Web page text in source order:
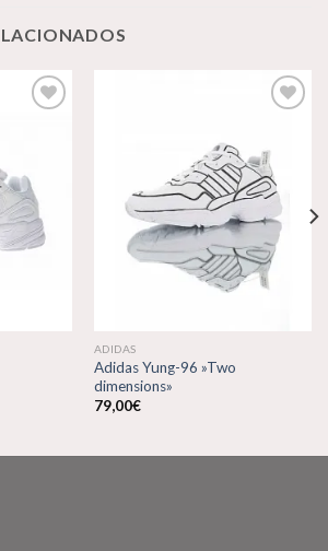
a la
lista de
deseos
Añadir
a la
lista de
deseos
ADIDAS
Adidas Yung-96 »Two
dimensions»
79,00€